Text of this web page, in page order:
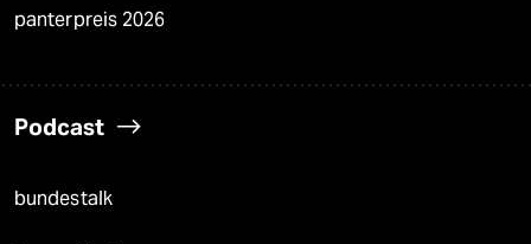
panterpreis 2026
Podcast
bundestalk